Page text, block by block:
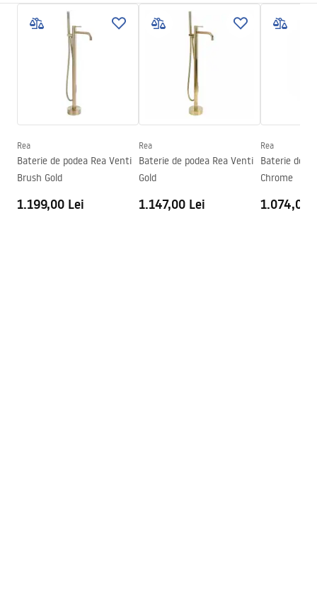
Culoare
De aur
Tip de gura de scurgere
Fixă
Inox, Alamă
Lungimea gurii
mm
1150mm
Tehnologia de acoperire
Diametru pentru conectare
Garantie
5 ani
Condiții de garanție
Warranty_Terms_and_Conditions_Faucets_-_5.pdf
Pielęgnacja
Pielegnacja.pdf
Rea
Baterie de podea Rea Venti
Brush Gold
1.199,00 Lei
Rea
Baterie de podea Rea Venti
Gold
1.147,00 Lei
Rea
Baterie de
Chrome
1.074,00